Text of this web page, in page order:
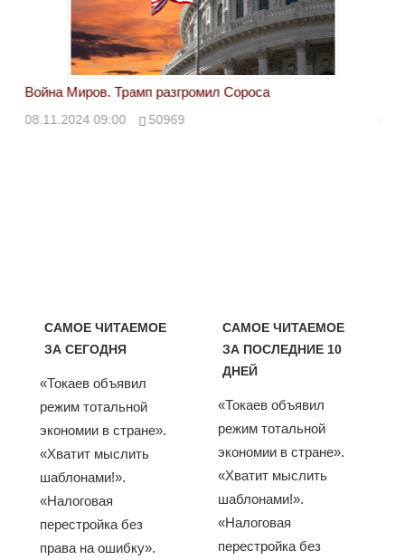
Война Миров. Трамп разгромил Сороса
08.11.2024 09:00 50969
САМОЕ ЧИТАЕМОЕ
ЗА СЕГОДНЯ
«Токаев объявил
режим тотальной
экономии в стране».
«Хватит мыслить
шаблонами!».
«Налоговая
перестройка без
права на ошибку».
САМОЕ ЧИТАЕМОЕ
ЗА ПОСЛЕДНИЕ 10
ДНЕЙ
«Токаев объявил
режим тотальной
экономии в стране».
«Хватит мыслить
шаблонами!».
«Налоговая
перестройка без